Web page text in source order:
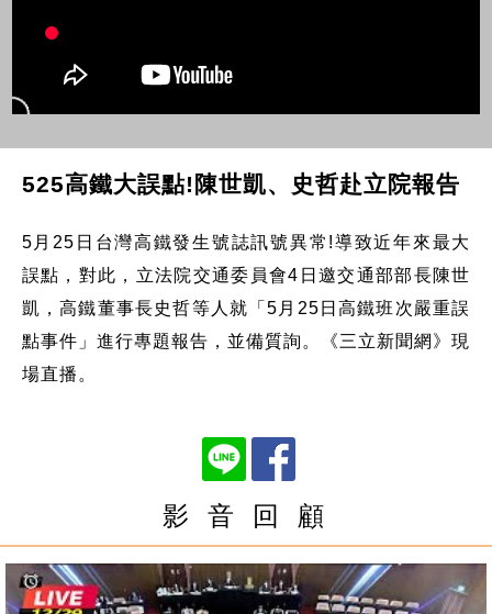
525高鐵大誤點!陳世凱、史哲赴立院報告
5月25日台灣高鐵發生號誌訊號異常!導致近年來最大
誤點，對此，立法院交通委員會4日邀交通部部長陳世
凱，高鐵董事長史哲等人就「5月25日高鐵班次嚴重誤
點事件」進行專題報告，並備質詢。《三立新聞網》現
場直播。
影 音 回 顧